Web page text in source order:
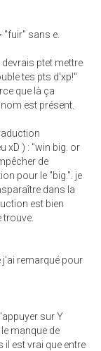
"fuir" sans e.
ptet mettre
tes pts d'xp!"
que là ça
est présent.
xD ) : "win big. or
de
pour le "big.". je
dans la
est bien
trouve.
j'ai remarqué pour
sur Y
manque de
est vrai que entre